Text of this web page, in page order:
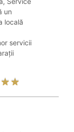
un
locală
servicii